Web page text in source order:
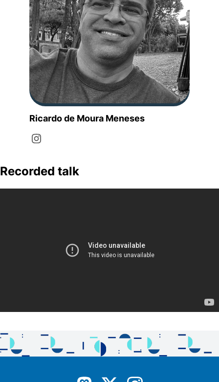
Ricardo de Moura Meneses
Recorded talk